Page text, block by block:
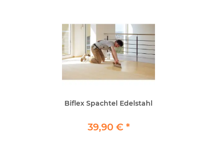
Biflex Spachtel Edelstahl
39,90 € *